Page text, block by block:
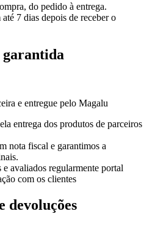
do pedido à entrega.
até 7 dias depois de receber o
e entregue pelo Magalu
entrega dos produtos de parceiros
nota fiscal e garantimos a
avaliados regularmente portal
com os clientes
devoluções